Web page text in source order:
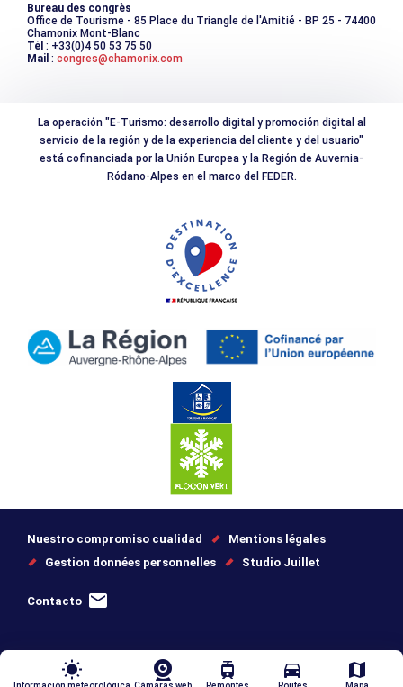
Bureau des congrès
Office de Tourisme - 85 Place du Triangle de l'Amitié - BP 25 - 74400
Chamonix Mont-Blanc
Tél : +33(0)4 50 53 75 50
Mail : congres@chamonix.com
La operación "E-Turismo: desarrollo digital y promoción digital al
servicio de la región y de la experiencia del cliente y del usuario"
está cofinanciada por la Unión Europea y la Región de Auvernia-
Ródano-Alpes en el marco del FEDER.
Nuestro compromiso cualidad
Mentions légales
Gestion données personnelles
Studio Juillet
Contacto
wb_sunny tram directions_car map